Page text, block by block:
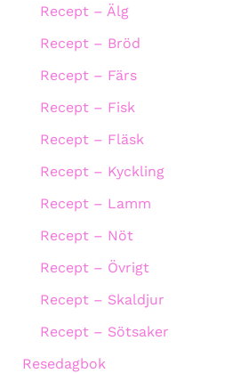
Recept – Älg
Recept – Bröd
Recept – Färs
Recept – Fisk
Recept – Fläsk
Recept – Kyckling
Recept – Lamm
Recept – Nöt
Recept – Övrigt
Recept – Skaldjur
Recept – Sötsaker
Resedagbok